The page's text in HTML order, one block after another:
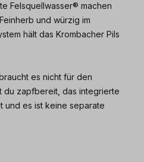
Felsquellwasser® machen
und würzig im
hält das Krombacher Pils
es nicht für den
du zapfbereit, das integrierte
und es ist keine separate